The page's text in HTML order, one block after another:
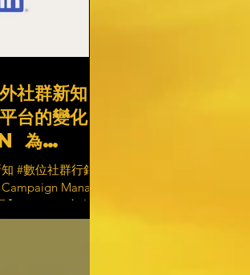
社群新知
台的變化
為
元素以
#數位社群行銷平
Manager
】 LinkedIn宣布
最終功能更新，